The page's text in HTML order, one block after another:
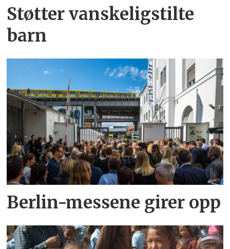
Støtter vanskeligstilte
barn
Berlin-messene girer opp